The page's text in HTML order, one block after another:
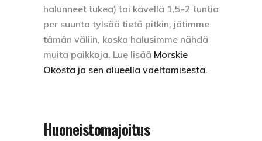
halunneet tukea) tai kävellä 1,5-2 tuntia
per suunta tylsää tietä pitkin, jätimme
tämän väliin, koska halusimme nähdä
muita paikkoja. Lue lisää Morskie
Okosta ja sen alueella vaeltamisesta.
Huoneistomajoitus